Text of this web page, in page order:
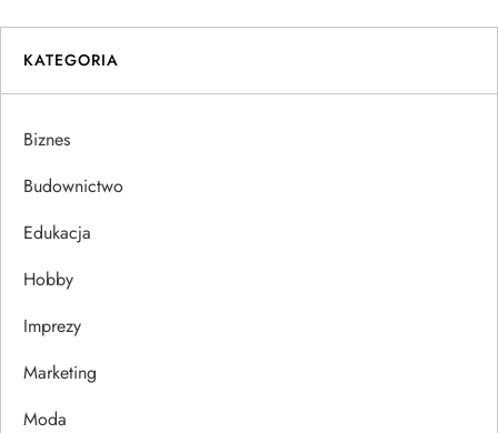
i
g
a
c
a
w
p
KATEGORIA
Biznes
Budownictwo
Edukacja
Hobby
Imprezy
Marketing
Moda